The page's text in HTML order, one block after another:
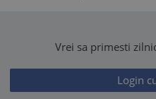
Vrei sa primesti
Login